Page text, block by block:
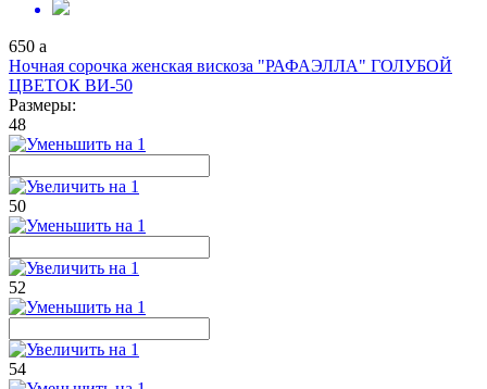
650 a
Ночная сорочка женская вискоза "РАФАЭЛЛА" ГОЛУБОЙ
ЦВЕТОК ВИ-50
Размеры:
48
50
52
54